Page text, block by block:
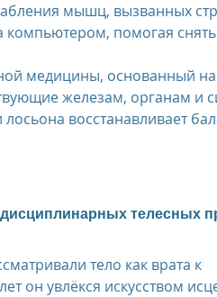
мышц, вызванных
компьютером, помогая
медицины, основанный на
железам, органам и
восстанавливает
телесных
тело как врата к
он увлёкся искусством